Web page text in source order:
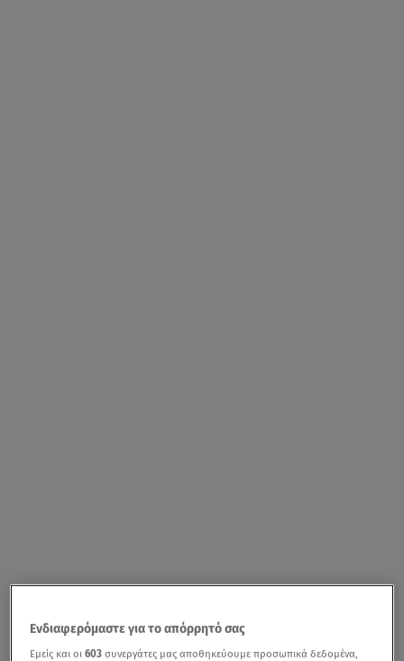
Ενδιαφερόμαστε για το απόρρητό σας
Εμείς και οι603 συνεργάτες μας αποθηκεύουμε προσωπικά δεδομένα,